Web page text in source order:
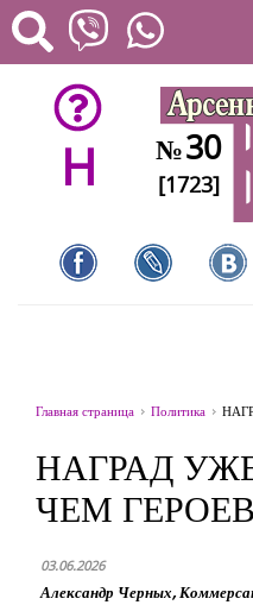
H №30
[1723]
Главная страница Политика
НАГРАД
ЧЕМ ГЕРОЕВ
03.06.2026
Александр Черных,